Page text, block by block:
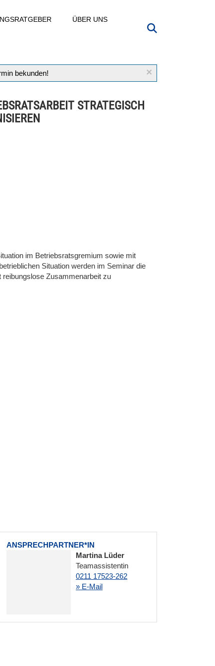
ÜBER UNS
×
bekunden!
STRATEGISCH
im Betriebsratsgremium sowie mit
Situation werden im Seminar die
Zusammenarbeit zu
ANSPRECHPARTNER*IN
Martina Lüder
Teamassistentin
0211 17523-262
» E-Mail